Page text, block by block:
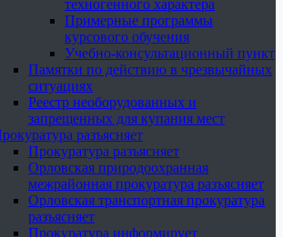
техногенного характера
Примерные программы
курсового обучения
Учебно-консультационный пункт
Памятки по действию в чрезвычайных
ситуациях
Реестр необорудованных и
запрещенных для купания мест
разъясняет
Прокуратура разъясняет
Орловская природоохранная
межрайонная прокуратура разъясняет
Орловская транспортная прокуратура
разъясняет
Прокуратура информирует